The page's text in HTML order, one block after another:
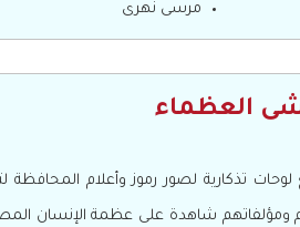
مرسى نهرى
العظماء
لصور رموز وأعلام المحافظة لتكون
ومؤلفاتهم شاهدة على عظمة الإنسان